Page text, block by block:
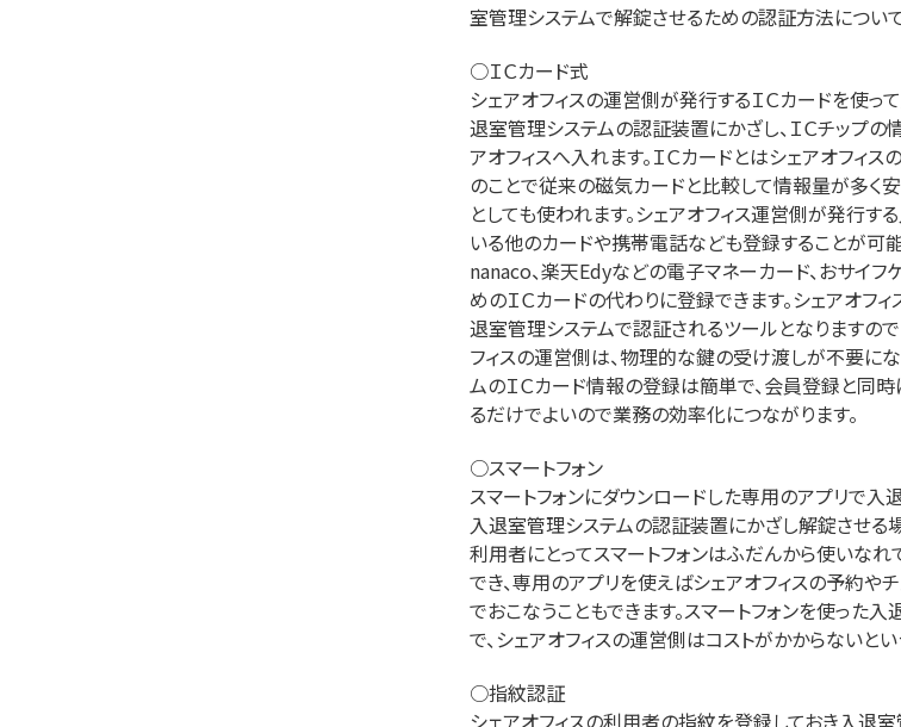
室管理システムで解錠させるための認証方法につい
○ＩＣカード式
シェアオフィスの運営側が発行するＩＣカードを使
退室管理システムの認証装置にかざし、ＩＣチップ
アオフィスへ入れます。ＩＣカードとはシェアオフィ
のことで従来の磁気カードと比較して情報量が多く
としても使われます。シェアオフィス運営側が発行す
いる他のカードや携帯電話なども登録することが可
nanaco、楽天Edyなどの電子マネーカード、おサイ
めのＩＣカードの代わりに登録できます。シェアオフ
退室管理システムで認証されるツールとなりますの
フィスの運営側は、物理的な鍵の受け渡しが不要に
ムのＩＣカード情報の登録は簡単で、会員登録と同
るだけでよいので業務の効率化につながります。
○スマートフォン
スマートフォンにダウンロードした専用のアプリで入
入退室管理システムの認証装置にかざし解錠させる
利用者にとってスマートフォンはふだんから使いな
でき、専用のアプリを使えばシェアオフィスの予約や
でおこなうこともできます。スマートフォンを使った
で、シェアオフィスの運営側はコストがかからないとい
○指紋認証